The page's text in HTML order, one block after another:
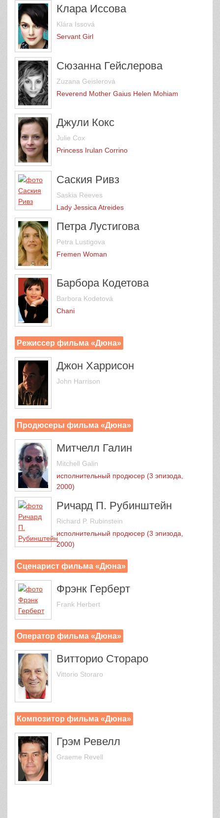
Клара Иссова
Klára Issová
Servant Girl
Сюзанна Гейслерова
Zuzana Geislerová
Reverend Mother Gaius Helen Mohiam
Джули Кокс
Julie Cox
Princess Irulan Corrino
Саския Ривз
Saskia Reeves
Lady Jessica Atreides
Петра Лустигова
Petra Lustigova
Fremen Woman
Барбора Кодетова
Barbora Kodetová
Chani
Режиссер фильма «Дюна»
Джон Харрисон
John Harrison
Продюсеры фильма «Дюна»
Митчелл Галин
Mitchell Galin
исполнительный продюсер (3 эпизода,
2000)
Ричард П. Рубинштейн
Richard P. Rubinstein
исполнительный продюсер (3 эпизода,
2000)
Сценарист фильма «Дюна»
Фрэнк Герберт
Frank Herbert
Оператор фильма «Дюна»
Витторио Стораро
Vittorio Storaro
Композитор фильма «Дюна»
Грэм Ревелл
Graeme Revell